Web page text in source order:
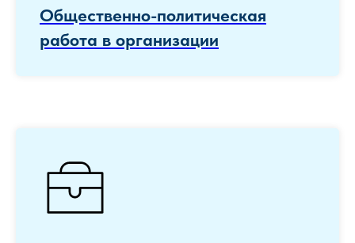
Общественно-политическая
работа в организации